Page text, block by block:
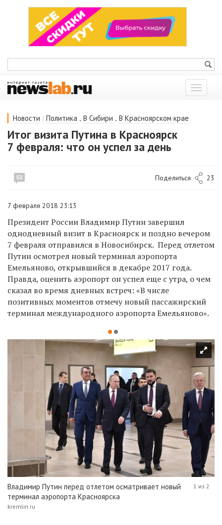
Показать
меню
Новости / Политика , В Сибири , В Красноярском крае
Итог визита Путина в Красноярск
7 февраля: что он успел за день
53 Поделиться 23
7 февраля 2018 23:13
Президент России Владимир Путин завершил
однодневный визит в Красноярск и поздно вечером
7 февраля отправился в Новосибирск. Перед отлетом
Путин осмотрел новый терминал аэропорта
Емельяново, открывшийся в декабре 2017 года.
Правда, оценить аэропорт он успел еще с утра, о чем
сказал во время дневных встреч: «В числе
позитивных моментов отмечу новый пассажирский
терминал международного аэропорта Емельяново».
Владимир Путин перед отлетом осматривает новый
терминал аэропорта Красноярска
kremlin.ru
1 из 2